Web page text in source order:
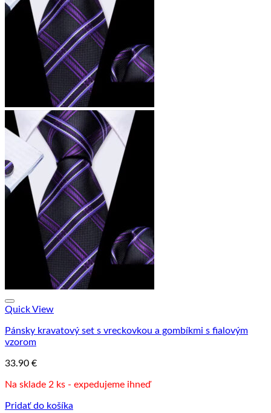
Quick View
Pánsky kravatový set s vreckovkou a gombíkmi s fialovým
vzorom
33.90 €
Na sklade 2 ks - expedujeme ihneď
Pridať do košíka